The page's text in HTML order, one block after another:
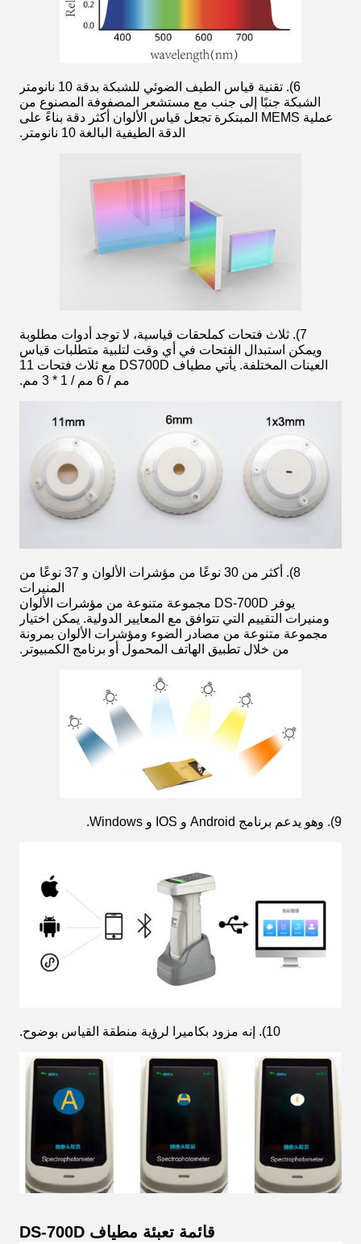
6). تقنية قياس الطيف الضوئي للشبكة بدقة 10 نانومتر
الشبكة جنبًا إلى جنب مع مستشعر المصفوفة المصنوع من
عملية MEMS المبتكرة تجعل قياس الألوان أكثر دقة بناءً على
الدقة الطيفية البالغة 10 نانومتر.
7). ثلاث فتحات كملحقات قياسية، لا توجد أدوات مطلوبة
ويمكن استبدال الفتحات في أي وقت لتلبية متطلبات قياس
العينات المختلفة. يأتي مطياف DS700D مع ثلاث فتحات 11
مم / 6 مم / 1 * 3 مم.
8). أكثر من 30 نوعًا من مؤشرات الألوان و 37 نوعًا من
المنيرات
يوفر DS-700D مجموعة متنوعة من مؤشرات الألوان
ومنيرات التقييم التي تتوافق مع المعايير الدولية. يمكن اختيار
مجموعة متنوعة من مصادر الضوء ومؤشرات الألوان بمرونة
من خلال تطبيق الهاتف المحمول أو برنامج الكمبيوتر.
9). وهو يدعم برنامج Android و IOS و Windows.
10). إنه مزود بكاميرا لرؤية منطقة القياس بوضوح.
قائمة تعبئة مطياف DS-700D